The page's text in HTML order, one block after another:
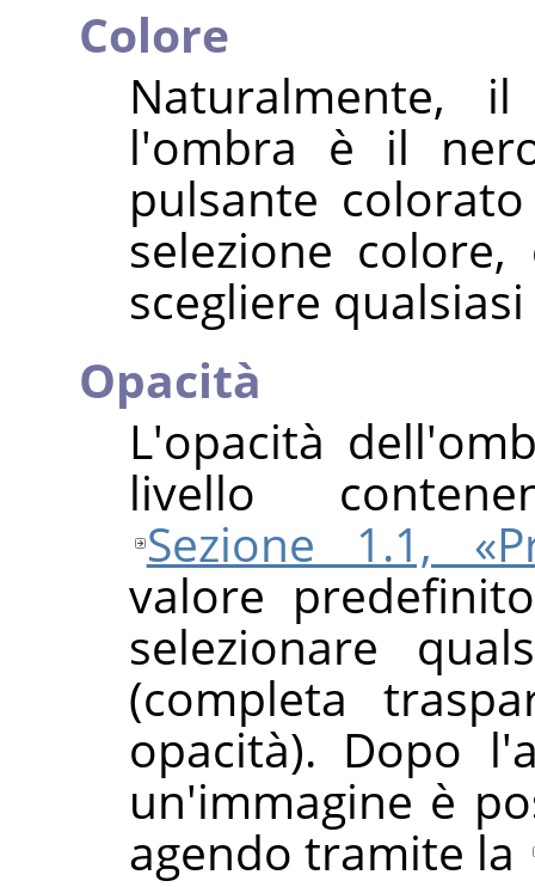
Colore
Naturalmente,
l'ombra è il
pulsante
selezione
scegliere
Opacità
L'opacità
livello
Sezione 1.1,
valore
selezionare
(completa
opacità). Dopo
un'immagine è
agendo tramite la